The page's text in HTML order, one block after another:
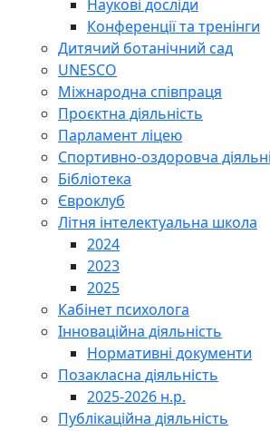
Наукові досліди
Конференції та тренінги
Дитячий ботанічний сад
UNESCO
Міжнародна співпраця
Проєктна діяльність
Парламент ліцею
Спортивно-оздоровча
Бібліотека
Євроклуб
Літня інтелектуальна школа
2024
2023
2025
Кабінет психолога
Інноваційна діяльність
Нормативні документи
Позакласна діяльність
2025-2026 н.р.
Публікаційна діяльність